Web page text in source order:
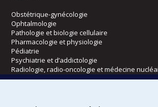
Obstétrique-gynécologie
Ophtalmologie
Pathologie et biologie cellulaire
Pharmacologie et physiologie
Pédiatrie
Psychiatrie et d’addictologie
Radiologie, radio-oncologie et médecine